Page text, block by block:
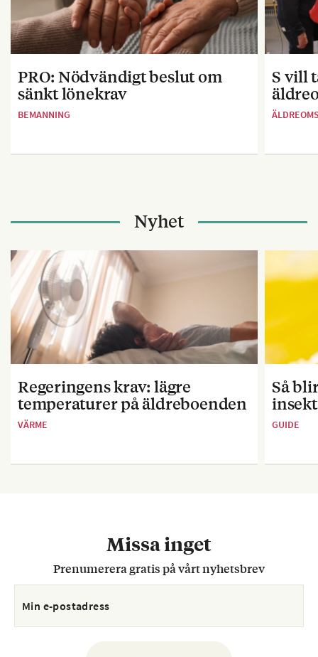
PRO: Nödvändigt beslut om
sänkt lönekrav
BEMANNING
S vill
Nyhet
Regeringens krav: lägre
temperaturer på äldreboenden
VÄRME
Så
GUIDE
Missa inget
Prenumerera gratis på vårt nyhetsbrev